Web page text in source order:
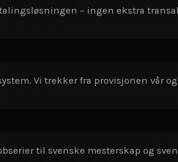
– ingen ekstra
Vi trekker fra provisjonen vår
til svenske mesterskap og